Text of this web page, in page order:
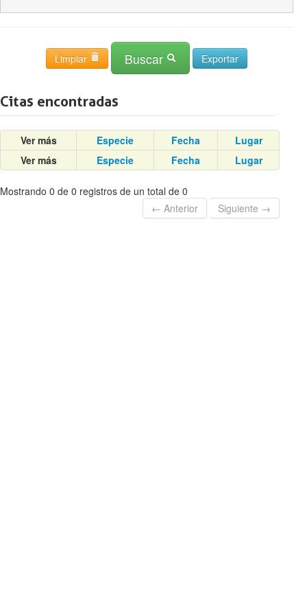
Limpiar Buscar
Citas encontradas
Ver más Especie Fecha
Lugar
Ver más
Especie Fecha Lugar
Mostrando 0 de 0 registros de un total de 0
← Anterior
Siguiente →